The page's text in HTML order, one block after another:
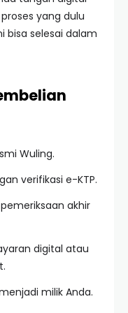
yang dulu
bisa selesai dalam
Wuling.
verifikasi e-KTP.
akhir
digital atau
milik Anda.